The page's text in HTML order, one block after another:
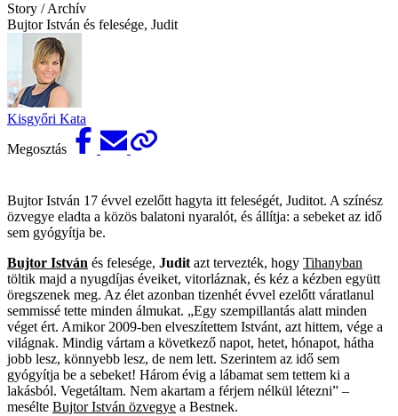
Story / Archív
Bujtor István és felesége, Judit
Kisgyőri Kata
Megosztás
Bujtor István 17 évvel ezelőtt hagyta itt feleségét, Juditot. A színész
özvegye eladta a közös balatoni nyaralót, és állítja: a sebeket az idő
sem gyógyítja be.
Bujtor István és felesége, Judit azt tervezték, hogy Tihanyban
töltik majd a nyugdíjas éveiket, vitorláznak, és kéz a kézben együtt
öregszenek meg. Az élet azonban tizenhét évvel ezelőtt váratlanul
semmissé tette minden álmukat. „Egy szempillantás alatt minden
véget ért. Amikor 2009-ben elveszítettem Istvánt, azt hittem, vége a
világnak. Mindig vártam a következő napot, hetet, hónapot, hátha
jobb lesz, könnyebb lesz, de nem lett. Szerintem az idő sem
gyógyítja be a sebeket! Három évig a lábamat sem tettem ki a
lakásból. Vegetáltam. Nem akartam a férjem nélkül létezni” –
mesélte Bujtor István özvegye a Bestnek.